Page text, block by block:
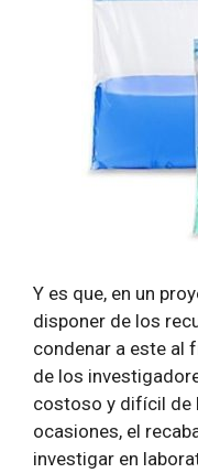
Y es que, en un
disponer de los
condenar a este al
de los
costoso y difícil de
ocasiones, el
investigar en